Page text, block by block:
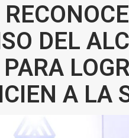
DEL
A LA